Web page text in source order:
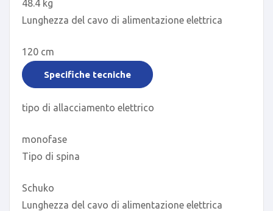
48.4 kg
Lunghezza del cavo di alimentazione elettrica
120 cm
Specifiche tecniche
tipo di allacciamento elettrico
monofase
Tipo di spina
Schuko
Lunghezza del cavo di alimentazione elettrica